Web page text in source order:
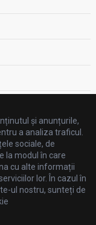
SRL
și anunțurile,
a analiza traficul.
sociale, de
la modul în care
cu alte informații
lor. În cazul în
ul nostru, sunteți de